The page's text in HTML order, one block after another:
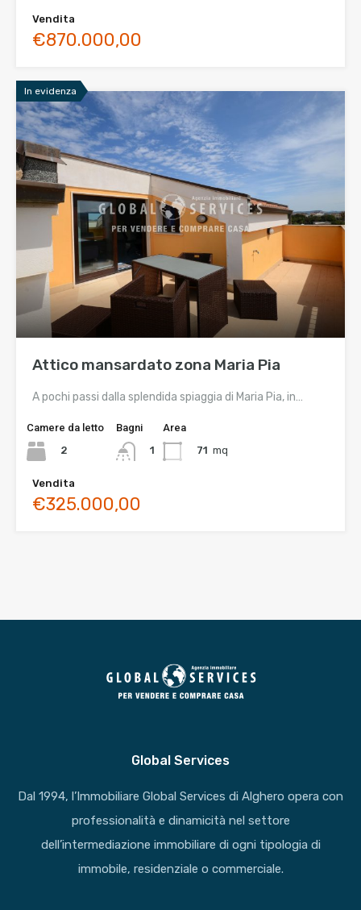
Vendita
€870.000,00
In evidenza
Attico mansardato zona Maria Pia
A pochi passi dalla splendida spiaggia di Maria Pia, in…
Camere da letto
2
Bagni
1
Area
71 mq
Vendita
€325.000,00
Global Services
Dal 1994, l’Immobiliare Global Services di Alghero opera con
professionalità e dinamicità nel settore
dell’intermediazione immobiliare di ogni tipologia di
immobile, residenziale o commerciale.